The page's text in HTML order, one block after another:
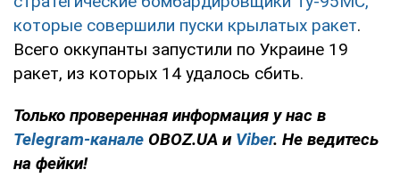
которые совершили пуски крылатых ракет.
Всего оккупанты запустили по Украине 19
ракет, из которых 14 удалось сбить.
Только проверенная информация у нас в
Telegram-канале OBOZ.UA и Viber. Не ведитесь
на фейки!